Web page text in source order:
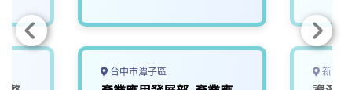
台中市潭子區 新北